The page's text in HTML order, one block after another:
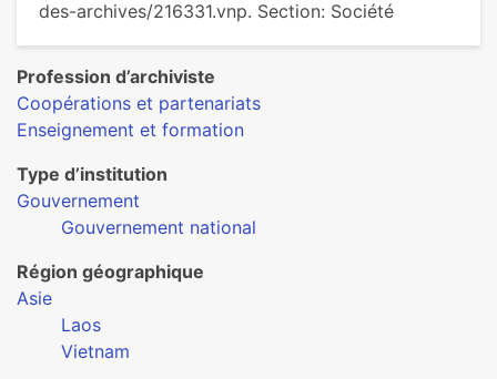
des-archives/216331.vnp. Section: Société
Profession d’archiviste
Coopérations et partenariats
Enseignement et formation
Type d’institution
Gouvernement
Gouvernement national
Région géographique
Asie
Laos
Vietnam